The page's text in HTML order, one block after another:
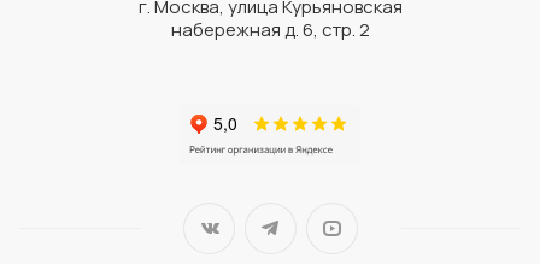
г. Москва, улица Курьяновская
набережная д. 6, стр. 2